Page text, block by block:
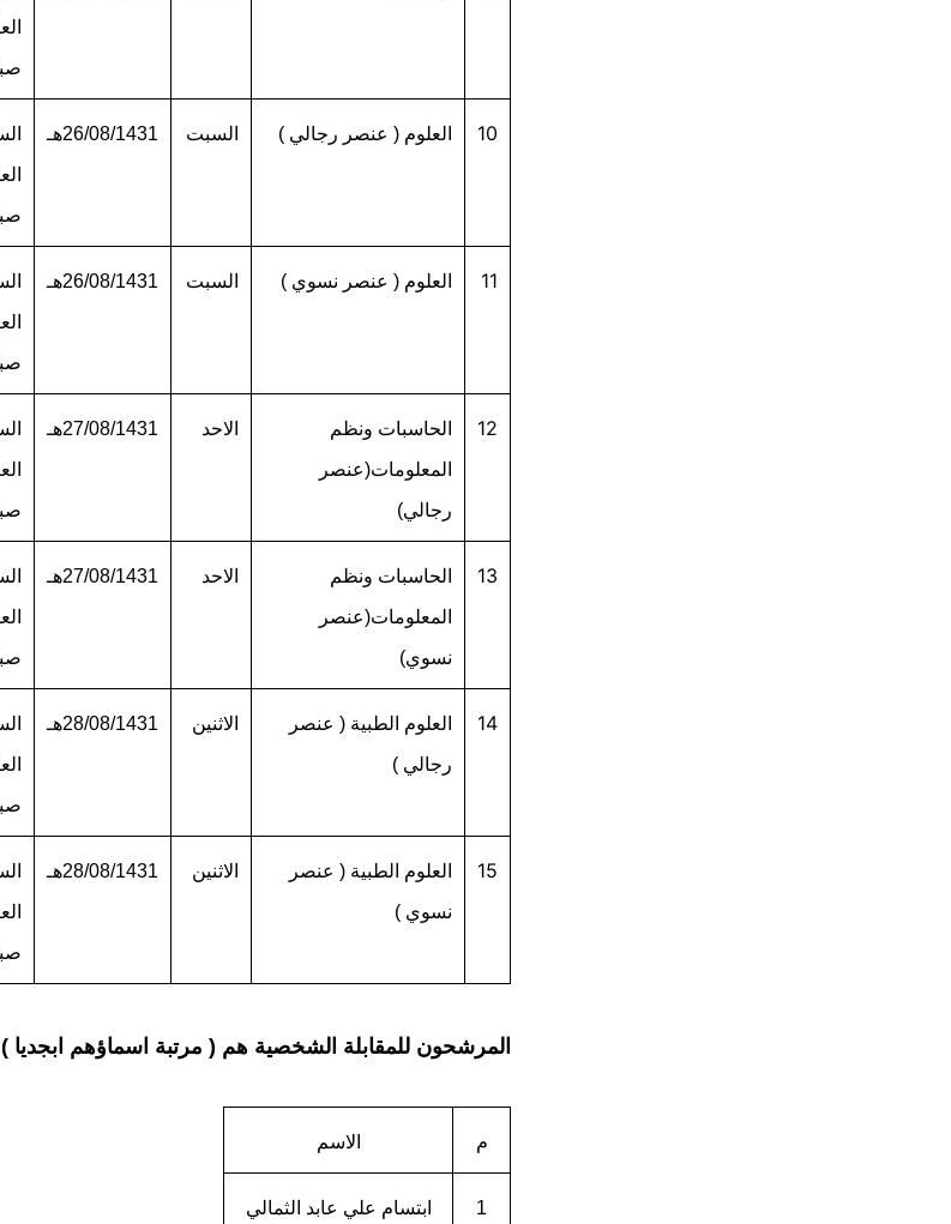
10 العلوم ( عنصر رجالي ) السبت 26/08/1431هـ
11 العلوم ( عنصر نسوي ) السبت 26/08/1431هـ
12
الحاسبات ونظم
المعلومات(عنصر
رجالي)
الاحد 27/08/1431هـ
13
الحاسبات ونظم
المعلومات(عنصر
نسوي)
الاحد 27/08/1431هـ
14
العلوم الطبية ( عنصر
رجالي )
الاثنين 28/08/1431هـ
15
العلوم الطبية ( عنصر
نسوي )
الاثنين 28/08/1431هـ
المرشحون للمقابلة الشخصية هم ( مرتبة اسماؤهم ابجديا
م الاسم
1 ابتسام علي عابد الثمالي